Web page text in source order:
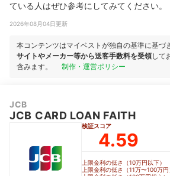
ている人はぜひ参考にしてみてください。
2026年08月04日更新
本コンテンツはマイベストが独自の基準に基づ
サイトやメーカー等から送客手数料を受領して
含みます。
制作・運営ポリシー
JCB
JCB CARD LOAN FAITH
検証スコア
4.59
上限金利の低さ（10万円以下）
上限金利の低さ（11万〜100万円